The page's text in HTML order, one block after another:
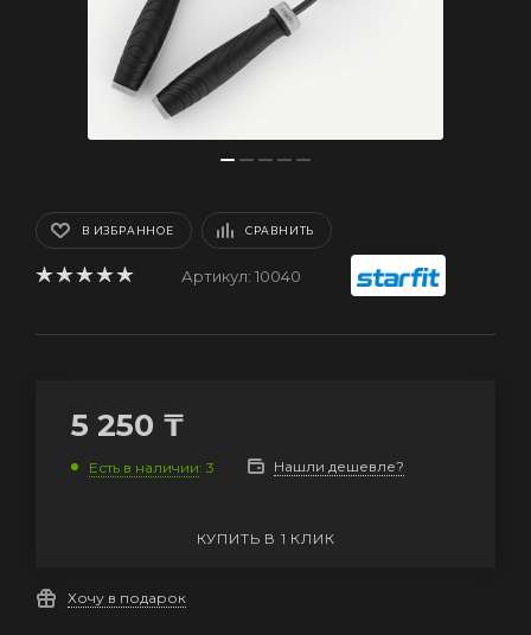
В ИЗБРАННОЕ СРАВНИТЬ
Артикул: 10040
5 250 ₸
Есть в наличии: 3 Нашли дешевле?
КУПИТЬ В 1 КЛИК
Хочу в подарок